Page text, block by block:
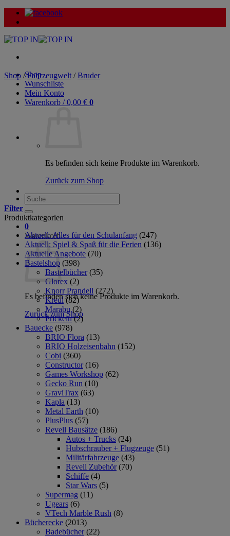
Zum
Inhalt
Shop
Wunschliste
Mein Konto
Warenkorb /0,00 € 0
Es befinden sich keine Produkte im Warenkorb.
Zurück zum Shop
Suche
nach:
0
Warenkorb
Es befinden sich keine Produkte im Warenkorb.
Zurück zum Shop
Shop / Fahrzeugwelt / Bruder
Filter
Produktkategorien
Aktuell: Alles für den Schulanfang (247)
Aktuell: Spiel & Spaß für die Ferien (136)
Aktuelle Angebote (70)
Bastelshop (398)
Bastelbücher (35)
Glorex (2)
Knorr Prandell (272)
Kreul (82)
Marabu (2)
Prickeln (2)
Bauecke (978)
BRIO Flora (13)
BRIO Holzeisenbahn (152)
Cobi (360)
Constructor (16)
Games Workshop (62)
Gecko Run (10)
GraviTrax (63)
Kapla (13)
Metal Earth (10)
PlusPlus (57)
Revell Bausätze (186)
Autos + Trucks (24)
Hubschrauber + Flugzeuge (51)
Militärfahrzeuge (43)
Revell Zubehör (70)
Schiffe (4)
Star Wars (5)
Supermag (11)
Ugears (6)
VTech Marble Rush (8)
Bücherecke (2013)
Badebücher (22)